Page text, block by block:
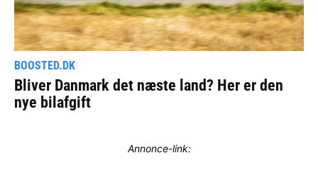
Annonce-link: